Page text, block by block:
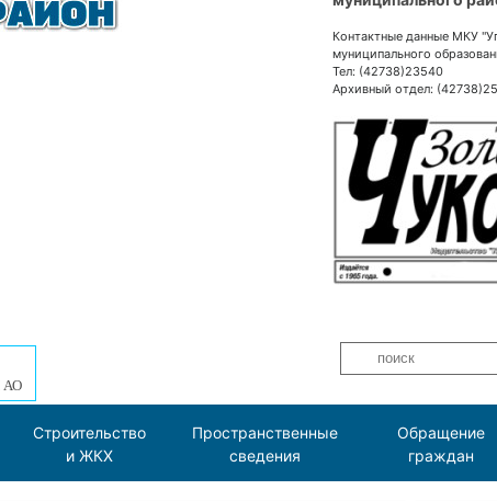
Контактные данные МКУ
муниципального
Тел: (42738)23540
Архивный отдел:
АО
Строительство
и ЖКХ
Пространственные
сведения
Обращение
граждан